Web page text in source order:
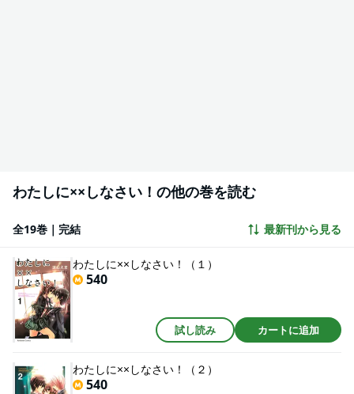
わたしに××しなさい！の他の巻を読む
全19巻｜完結 最新刊から見る
わたしに××しなさい！（１）
540
試し読み カートに追加
わたしに××しなさい！（２）
540